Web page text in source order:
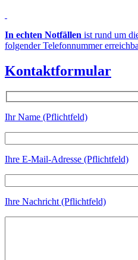
In echten Notfällen ist rund um
folgender Telefonnummer
Kontaktformular
Ihr Name (Pflichtfeld)
Ihre E-Mail-Adresse (Pflichtfeld)
Ihre Nachricht (Pflichtfeld)